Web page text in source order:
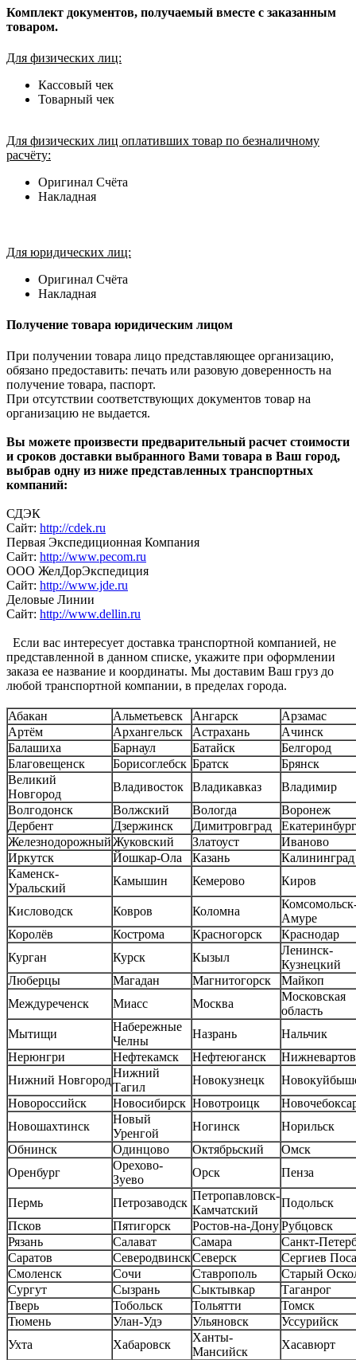
Комплект документов, получаемый вместе с заказанным
товаром.
Для физических лиц:
Кассовый чек
Товарный чек
Для физических лиц оплативших товар по безналичному
расчёту:
Оригинал Счёта
Накладная
Для юридических лиц:
Оригинал Счёта
Накладная
Получение товара юридическим лицом
При получении товара лицо представляющее организацию,
обязано предоставить: печать или разовую доверенность на
получение товара, паспорт.
При отсутствии соответствующих документов товар на
организацию не выдается.
Вы можете произвести предварительный расчет стоимости
и сроков доставки выбранного Вами товара в Ваш город,
выбрав одну из ниже представленных транспортных
компаний:
СДЭК
Сайт: http://cdek.ru
Первая Экспедиционная Компания
Сайт: http://www.pecom.ru
ООО ЖелДорЭкспедиция
Сайт: http://www.jde.ru
Деловые Линии
Сайт: http://www.dellin.ru
Если вас интересует доставка транспортной компанией, не
представленной в данном списке, укажите при оформлении
заказа ее название и координаты. Мы доставим Ваш груз до
любой транспортной компании, в пределах города.
Абакан Альметьевск Ангарск
Арзамас
Артём
Архангельск Астрахань
Ачинск
Балашиха
Барнаул Батайск
Белгород
Благовещенск
Борисоглебск Братск
Брянск
Великий
Новгород
Владивосток Владикавказ
Владимир
Волгодонск
Волжский Вологда
Воронеж
Дербент
Дзержинск Димитровград
Екатеринбург
ЖелезнодорожныйЖуковский Златоуст
Иваново
Иркутск
Йошкар-Ола Казань
Калининград
Каменск-
Уральский
Камышин Кемерово Киров
Кисловодск Ковров Коломна
Амуре
Королёв
Кострома Красногорск
Краснодар
Курган
Курск Кызыл
Ленинск-
Кузнецкий
Люберцы
Магадан Магнитогорск
Майкоп
Междуреченск
Миасс Москва
Московская
область
Мытищи
Набережные
Челны
Назрань
Нальчик
Нерюнгри
Нефтекамск Нефтеюганск
Нижний Новгород
Нижний
Тагил
Новокузнецк
Новороссийск
Новосибирск Новотроицк
Новошахтинск
Новый
Уренгой
Ногинск
Норильск
Обнинск
Одинцово Октябрьский
Омск
Оренбург
Орехово-
Зуево
Орск Пенза
Пермь Петрозаводск
Петропавловск-
Камчатский
Подольск
Псков
Пятигорск Ростов-на-ДонуРубцовск
Рязань
Салават Самара
Санкт-
Саратов
СеверодвинскСеверск
Сергиев
Смоленск
Сочи Ставрополь
Старый
Сургут
Сызрань Сыктывкар
Таганрог
Тверь
Тобольск Тольятти
Томск
Тюмень
Улан-Удэ Ульяновск
Уссурийск
Ухта
Хабаровск
Ханты-
Мансийск
Хасавюрт